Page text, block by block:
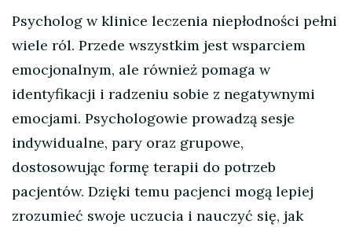
Psycholog w klinice leczenia niepłodności pełni
wiele ról. Przede wszystkim jest wsparciem
emocjonalnym, ale również pomaga w
identyfikacji i radzeniu sobie z negatywnymi
emocjami. Psychologowie prowadzą sesje
indywidualne, pary oraz grupowe,
dostosowując formę terapii do potrzeb
pacjentów. Dzięki temu pacjenci mogą lepiej
zrozumieć swoje uczucia i nauczyć się, jak